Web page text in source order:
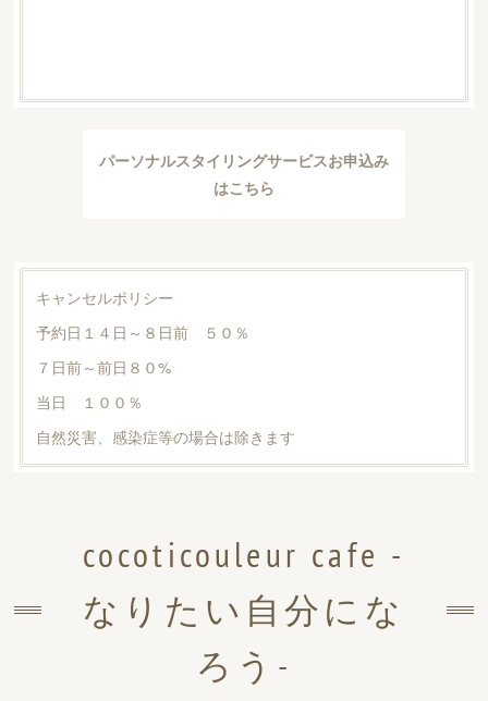
パーソナルスタイリングサービスお申込み
はこちら
キャンセルポリシー
予約日１４日～８日前 ５０％
７日前～前日８０%
当日 １００％
自然災害、感染症等の場合は除きます
cocoticouleur cafe -
なりたい自分にな
ろう-